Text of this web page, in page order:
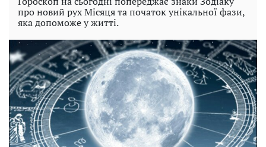
про новий рух Місяця та початок унікальної фази,
яка допоможе у житті.